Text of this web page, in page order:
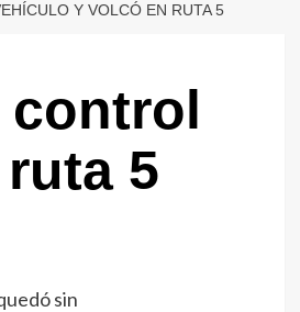
Y VOLCÓ EN RUTA 5
5
sin